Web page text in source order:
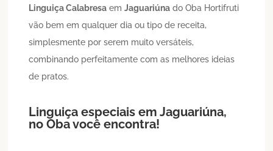
Linguiça Calabresa emJaguariúna do Oba Hortifruti
vão bem em qualquer dia ou tipo de receita,
simplesmente por serem muito versáteis,
combinando perfeitamente com as melhores ideias
de pratos.
Linguiça especiais emJaguariúna,
no Oba você encontra!